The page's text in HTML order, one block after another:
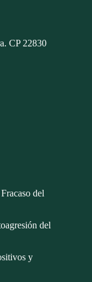
CP 22830
del
del
y